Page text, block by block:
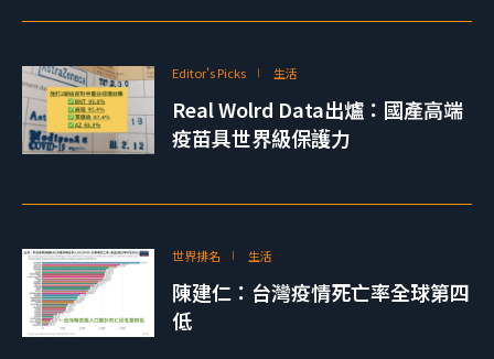
Editor's Picks 生活
Real Wolrd Data出爐：國產高端
疫苗具世界級保護力
世界排名 生活
陳建仁：台灣疫情死亡率全球第四
低